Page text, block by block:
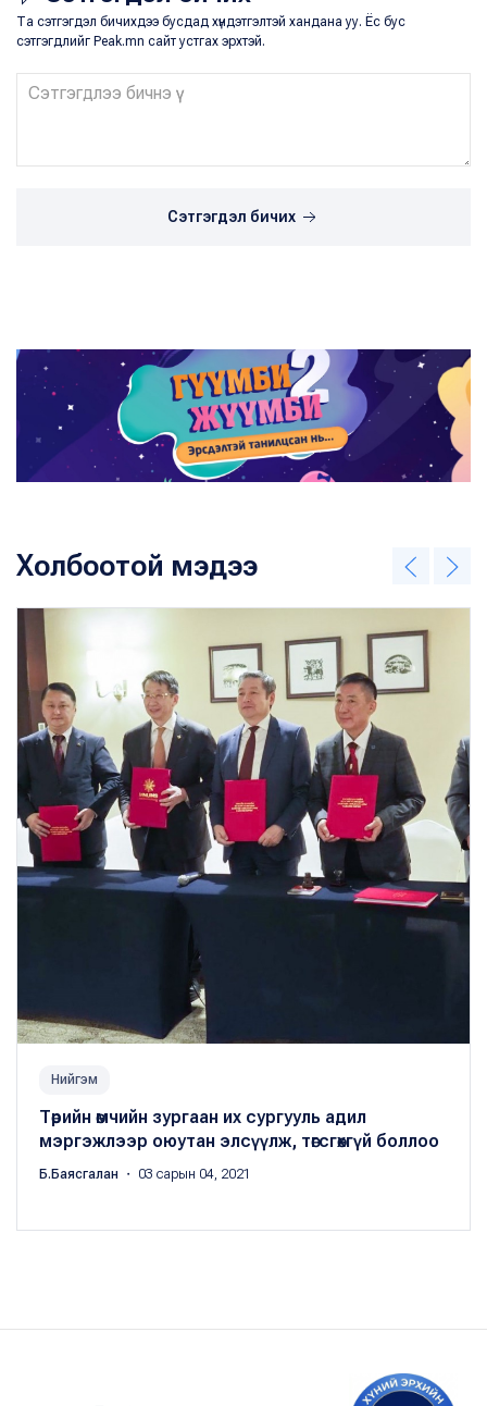
Та сэтгэгдэл бичихдээ бусдад хүндэтгэлтэй хандана уу. Ёс бус
сэтгэгдлийг Peak.mn сайт устгах эрхтэй.
Сэтгэгдэл бичих
Холбоотой мэдээ
Нийгэм
Төрийн өмчийн зургаан их сургууль адил
мэргэжлээр оюутан элсүүлж, төгсгөхгүй боллоо
Б.Баясгалан ・ 03 сарын 04, 2021